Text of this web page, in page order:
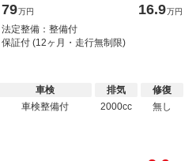
79万円 16.9万円
法定整備：整備付
保証付 (12ヶ月・走行無制限)
車検
車検整備付
排気
2000cc
修復
無し